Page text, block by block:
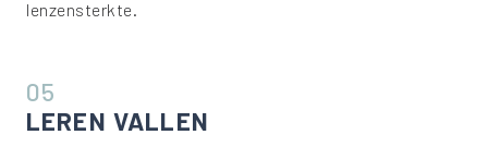
lenzensterkte.
05
LEREN VALLEN